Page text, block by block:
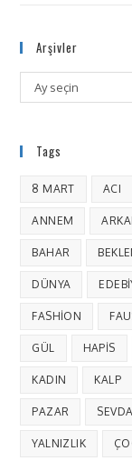
Arşivler
Ay seçin
Tags
8 MART ACI
ANNEM
BAHAR
DÜNYA
FASHION
GÜL HAPIS
KADIN KALP
PAZAR SEVDA
YALNIZLIK